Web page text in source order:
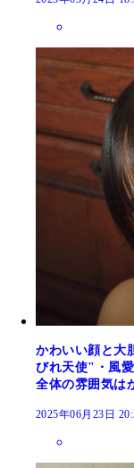
かわいい顔と大
びれ天使"・風
全体の雰囲気は
2025年06月23日